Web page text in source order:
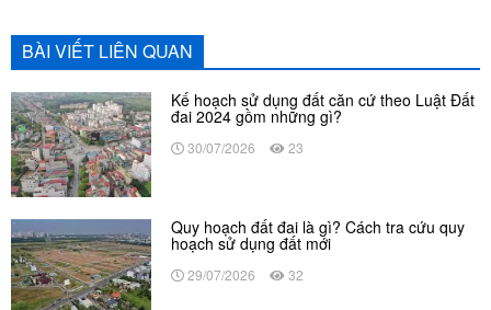
BÀI VIẾT LIÊN QUAN
Kế hoạch sử dụng đất căn cứ theo Luật Đất
đai 2024 gồm những gì?
30/07/2026 23
Quy hoạch đất đai là gì? Cách tra cứu quy
hoạch sử dụng đất mới
29/07/2026 32